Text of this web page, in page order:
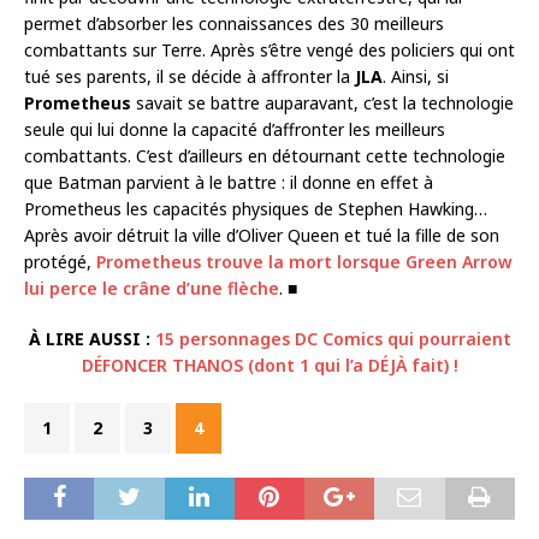
permet d’absorber les connaissances des 30 meilleurs
combattants sur Terre. Après s’être vengé des policiers qui ont
tué ses parents, il se décide à affronter la JLA. Ainsi, si
Prometheus savait se battre auparavant, c’est la technologie
seule qui lui donne la capacité d’affronter les meilleurs
combattants. C’est d’ailleurs en détournant cette technologie
que Batman parvient à le battre : il donne en effet à
Prometheus les capacités physiques de Stephen Hawking…
Après avoir détruit la ville d’Oliver Queen et tué la fille de son
protégé, Prometheus trouve la mort lorsque Green Arrow
lui perce le crâne d’une flèche. ■
À LIRE AUSSI : 15 personnages DC Comics qui pourraient
DÉFONCER THANOS (dont 1 qui l’a DÉJÀ fait) !
1 2 3 4